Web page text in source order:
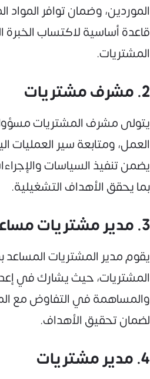
الموردين، وضمان توافر المواد
قاعدة أساسية لاكتساب
المشتريات.
2. مشرف مشتريات
يتولى مشرف المشتريات
العمل، ومتابعة سير العمليات
يضمن تنفيذ السياسات
بما يحقق الأهداف التشغيلية.
3. مدير مشتريات مساعد
يقوم مدير المشتريات المساعد
المشتريات، حيث يشارك في
والمساهمة في التفاوض مع
لضمان تحقيق الأهداف.
4. مدير مشتريات